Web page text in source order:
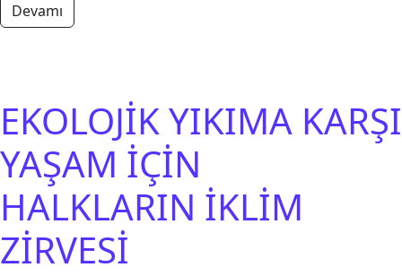
Devamı
EKOLOJİK YIKIMA KARŞI
YAŞAM İÇİN
HALKLARIN İKLİM
ZİRVESİ